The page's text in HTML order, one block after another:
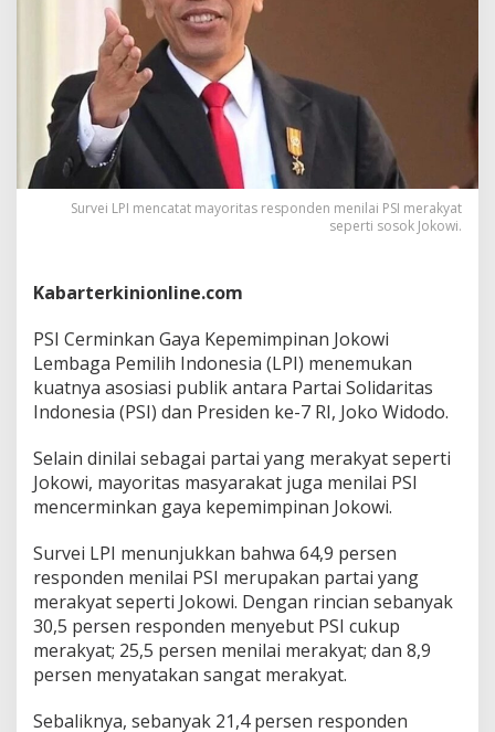
K
e
p
e
m
a
o
i
Survei LPI mencatat mayoritas responden menilai PSI merakyat
seperti sosok Jokowi.
Kabarterkinionline.com
PSI Cerminkan Gaya Kepemimpinan Jokowi
Lembaga Pemilih Indonesia (LPI) menemukan
kuatnya asosiasi publik antara Partai Solidaritas
Indonesia (PSI) dan Presiden ke-7 RI, Joko Widodo.
Selain dinilai sebagai partai yang merakyat seperti
Jokowi, mayoritas masyarakat juga menilai PSI
mencerminkan gaya kepemimpinan Jokowi.
Survei LPI menunjukkan bahwa 64,9 persen
responden menilai PSI merupakan partai yang
merakyat seperti Jokowi. Dengan rincian sebanyak
30,5 persen responden menyebut PSI cukup
merakyat; 25,5 persen menilai merakyat; dan 8,9
persen menyatakan sangat merakyat.
Sebaliknya, sebanyak 21,4 persen responden